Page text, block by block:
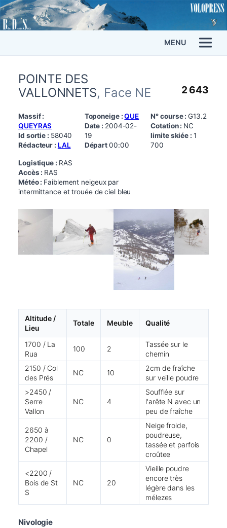
MENU
POINTE DES
VALLONNETS, Face NE 2 643
Massif :
QUEYRAS
Id sortie : 58040
Rédacteur : LAL
Toponeige :QUE
Date : 2004-02-
19
Départ00:00
N° course :G13.2
Cotation : NC
limite skiée : 1
700
Logistique : RAS
Accès : RAS
Météo : Faiblement neigeux par
intermittance et trouée de ciel bleu
Altitude /
Lieu
Totale Meuble Qualité
1700 / La
Rua
100 2
Tassée sur le
chemin
2150 / Col
des Prés
NC 10
2cm de fraîche
sur veille poudre
>2450 /
Serre
Vallon
NC 4
Soufflée sur
l'arête N avec un
peu de fraîche
2650 à
2200 /
Chapel
NC 0
Neige froide,
poudreuse,
tassée et parfois
croûtee
<2200 /
Bois de St
S
NC 20
Vieille poudre
encore très
légère dans les
mélezes
Nivologie